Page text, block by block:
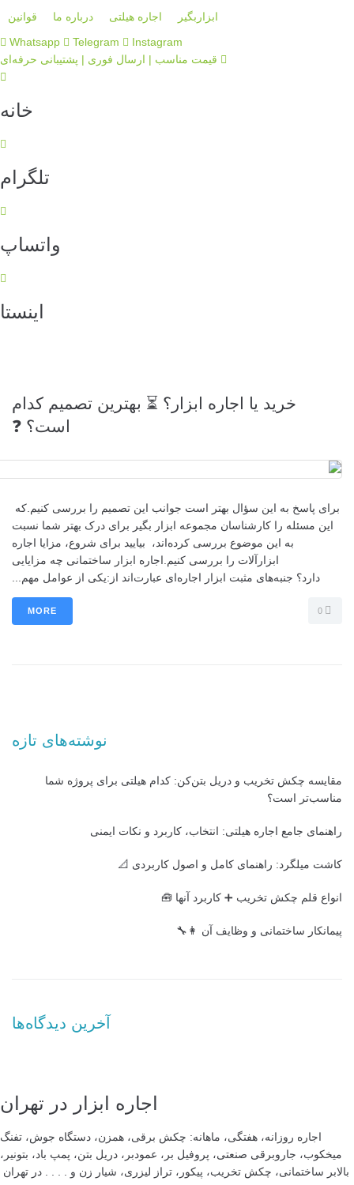
ابزاربگیر اجاره هیلتی درباره ما
قوانین
Whatsapp
Telegram
Instagram
قیمت مناسب | ارسال فوری | پشتیبانی حرفه‌ای
خانه
تلگرام
واتساپ
اینستا
خرید یا اجاره ابزار؟ ⏳ بهترین تصمیم کدام
است؟ ❓
برای پاسخ به این سؤال بهتر است جوانب این تصمیم را بررسی کنیم.که
این مسئله را کارشناسان مجموعه ابزار بگیر برای درک بهتر شما نسبت
به این موضوع بررسی کرده‌اند، بیایید برای شروع، مزایا اجاره
ابزارآلات را بررسی کنیم.اجاره ابزار ساختمانی چه مزایایی
دارد؟ جنبه‌های مثبت ابزار اجاره‌ای عبارت‌اند از:یکی از عوامل مهم...
MORE
نوشته‌های تازه
مقایسه چکش تخریب و دریل بتن‌کن: کدام هیلتی برای پروژه شما
مناسب‌تر است؟
راهنمای جامع اجاره هیلتی: انتخاب، کاربرد و نکات ایمنی
کاشت میلگرد: راهنمای کامل و اصول کاربردی 📐
انواع قلم چکش تخریب ➕ کاربرد آنها 🧰
پیمانکار ساختمانی و وظایف آن 👩‍🔧
آخرین دیدگاه‌ها
اجاره ابزار در تهران
اجاره روزانه، هفتگی، ماهانه: چکش برقی، همزن، دستگاه جوش، تفنگ
میخکوب، جاروبرقی صنعتی، پروفیل بر، عمودبر، دریل بتن، پمپ باد، بتونیر،
بالابر ساختمانی، چکش تخریب، پیکور، تراز لیزری، شیار زن و . . . . در تهران